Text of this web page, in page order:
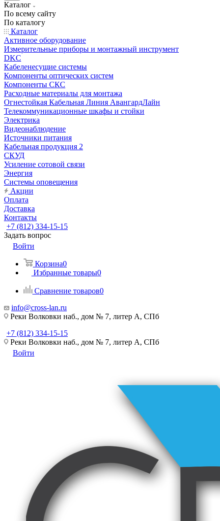
Каталог
По всему сайту
По каталогу
Каталог
Активное оборудование
Измерительные приборы и монтажный инструмент
DKC
Кабеленесущие системы
Компоненты оптических систем
Компоненты СКС
Расходные материалы для монтажа
Огнестойкая Кабельная Линия АвангардЛайн
Телекоммуникационные шкафы и стойки
Электрика
Видеонаблюдение
Источники питания
Кабельная продукция 2
СКУД
Усиление сотовой связи
Энергия
Системы оповещения
Акции
Оплата
Доставка
Контакты
+7 (812) 334-15-15
Задать вопрос
Войти
Корзина0
Избранные товары0
Сравнение товаров0
info@cross-lan.ru
Реки Волковки наб., дом № 7, литер А, СПб
+7 (812) 334-15-15
Реки Волковки наб., дом № 7, литер А, СПб
Войти